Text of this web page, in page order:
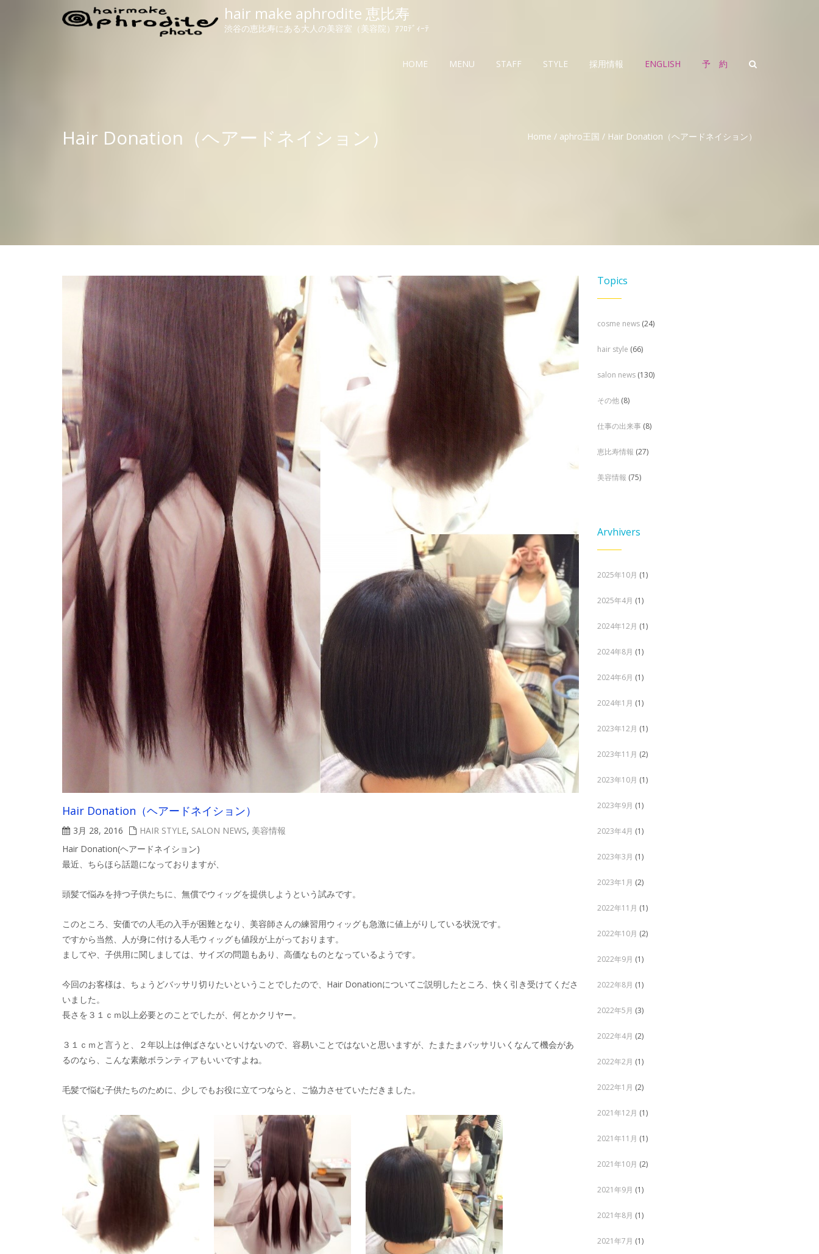
hair make aphrodite 恵比寿
渋谷の恵比寿にある大人の美容室（美容院）ｱﾌﾛﾃﾞｨｰﾃ
HOME MENU STAFF STYLE 採用情報 ENGLISH 予 約
Hair Donation（ヘアードネイション） Home / aphro王国 / Hair Donation（ヘアードネイション）
Hair Donation（ヘアードネイション）
3月 28, 2016 HAIR STYLE, SALON NEWS, 美容情報
Hair Donation(ヘアードネイション)
最近、ちらほら話題になっておりますが、
頭髪で悩みを持つ子供たちに、無償でウィッグを提供しようという試みです。
このところ、安価での人毛の入手が困難となり、美容師さんの練習用ウィッグも急激に値上がりしている状況です。
ですから当然、人が身に付ける人毛ウィッグも値段が上がっております。
ましてや、子供用に関しましては、サイズの問題もあり、高価なものとなっているようです。
今回のお客様は、ちょうどバッサリ切りたいということでしたので、Hair Donationについてご説明したところ、快く引き受けてくださ
いました。
長さを３１ｃｍ以上必要とのことでしたが、何とかクリヤー。
３１ｃｍと言うと、２年以上は伸ばさないといけないので、容易いことではないと思いますが、たまたまバッサリいくなんて機会があ
るのなら、こんな素敵ボランティアもいいですよね。
毛髪で悩む子供たちのために、少しでもお役に立てつならと、ご協力させていただきました。
Topics
cosme news(24)
hair style (66)
salon news(130)
その他(8)
仕事の出来事(8)
恵比寿情報 (27)
美容情報 (75)
Arvhivers
2025年10月 (1)
2025年4月 (1)
2024年12月 (1)
2024年8月 (1)
2024年6月 (1)
2024年1月 (1)
2023年12月 (1)
2023年11月 (2)
2023年10月 (1)
2023年9月 (1)
2023年4月 (1)
2023年3月 (1)
2023年1月 (2)
2022年11月 (1)
2022年10月 (2)
2022年9月 (1)
2022年8月 (1)
2022年5月 (3)
2022年4月 (2)
2022年2月 (1)
2022年1月 (2)
2021年12月 (1)
2021年11月 (1)
2021年10月 (2)
2021年9月 (1)
2021年8月 (1)
2021年7月 (1)